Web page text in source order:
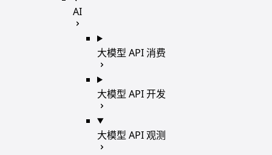
AI
大模型 API 消费
大模型 API 开发
大模型 API 观测